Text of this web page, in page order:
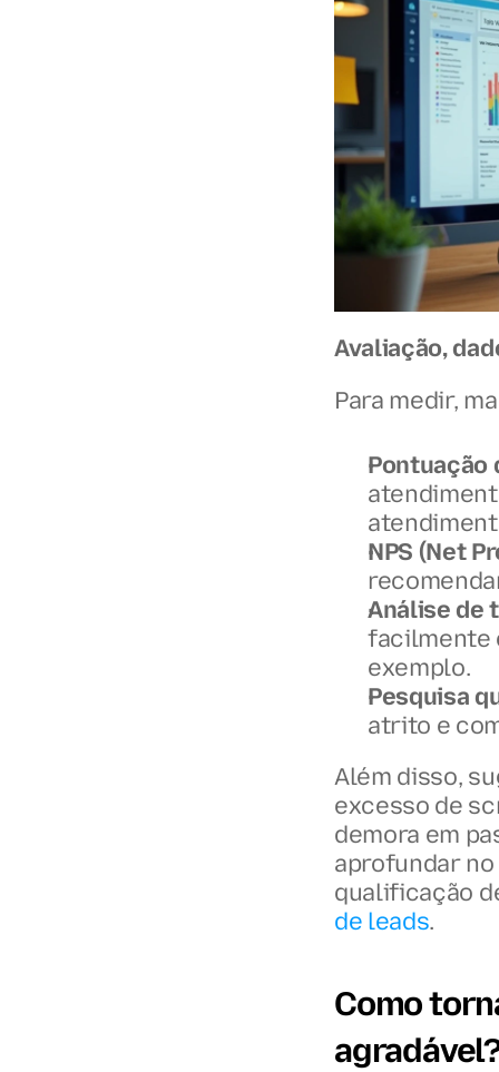
Avaliação,
Para medir,
Pontuação
NPS (Net
Análise de
facilmente
exemplo.
Pesquisa
atrito e
Além disso,
excesso de
demora em
aprofundar
qualificação
de leads.
Como